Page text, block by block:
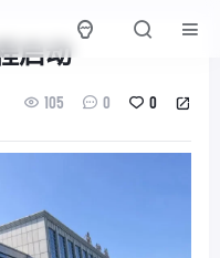
启动
105 0 0